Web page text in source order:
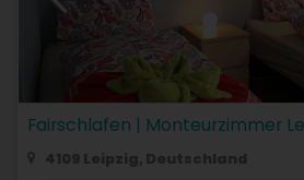
Fairschlafen | Monteurzimmer
4109 Leipzig, Deutschland